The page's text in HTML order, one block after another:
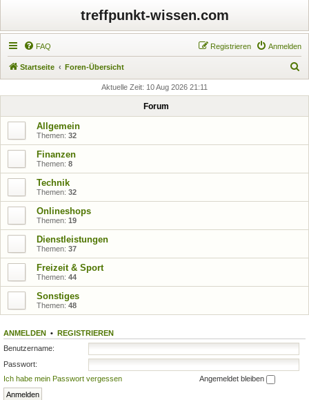
treffpunkt-wissen.com
FAQ Anmelden
Registrieren
Startseite Foren-Übersicht
h
Aktuelle Zeit: 10 Aug 2026 21:11
Forum
Allgemein
Themen: 32
Finanzen
Themen: 8
Technik
Themen: 32
Onlineshops
Themen: 19
Dienstleistungen
Themen: 37
Freizeit & Sport
Themen: 44
Sonstiges
Themen: 48
ANMELDEN • REGISTRIEREN
Benutzername:
Passwort:
Ich habe mein Passwort vergessen
Angemeldet bleiben